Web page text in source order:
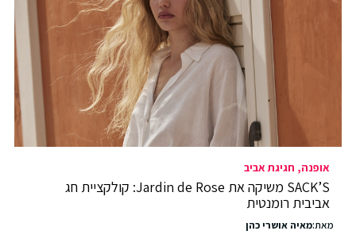
אופנה חגיגת אביב
SACK’S משיקה את Jardin de Rose: קולקציית חג
אביבית רומנטית
מאת:מאיה אושרי כהן